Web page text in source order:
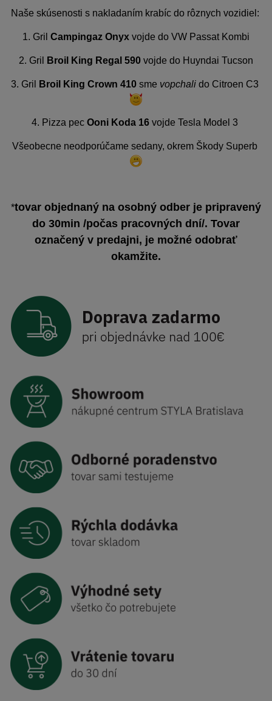
Naše skúsenosti s nakladaním krabíc do rôznych vozidiel:
1. Gril Campingaz Onyx vojde do VW Passat Kombi
2. Gril Broil King Regal 590 vojde do Huyndai Tucson
3. Gril Broil King Crown 410 sme vopchali do Citroen C3
4. Pizza pec Ooni Koda 16 vojde Tesla Model 3
Všeobecne neodporúčame sedany, okrem Škody Superb
*tovar objednaný na osobný odber je pripravený
do 30min /počas pracovných dní/. Tovar
označený v predajni, je možné odobrať
okamžite.